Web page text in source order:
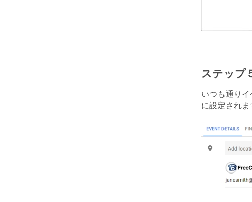
ステップ
いつも通りイ
に設定されま